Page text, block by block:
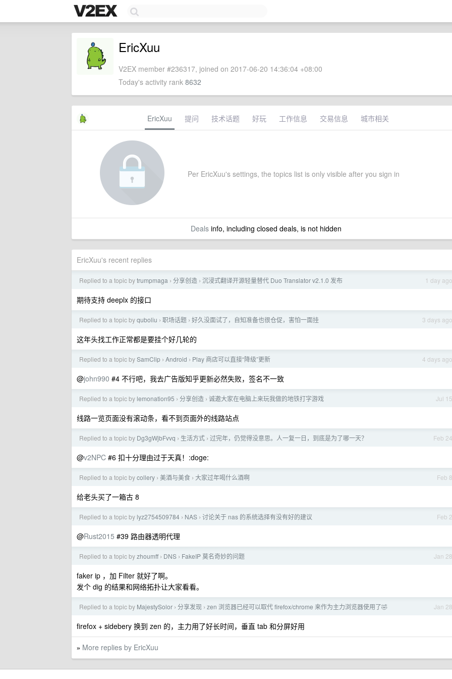
EricXuu
V2EX member #236317, joined on 2017-06-20 14:36:04 +08:00
Today's activity rank 8632
EricXuu 提问 技术话题 好玩 工作信息 交易信息 城市相关
Per EricXuu's settings, the topics list is only visible after you sign in
Dealsinfo, including closed deals, is not hidden
EricXuu's recent replies
1 day ago
Replied to a topic bytrumpmaga › 分享创造 › 沉浸式翻译开源轻量替代 Duo Translator v2.1.0 发布
期待支持 deeplx 的接口
3 days ago
Replied to a topic byquboliu › 职场话题 › 好久没面试了，自知准备也很仓促，害怕一面挂
这年头找工作正常都是要挂个好几轮的
4 days ago
Replied to a topic bySamClip › Android › Play 商店可以直接“降级”更新
@john990 #4 不行吧，我去广告版知乎更新必然失败，签名不一致
Jul 15
Replied to a topic by lemonation95 › 分享创造 › 诚邀大家在电脑上来玩我做的地铁打字游戏
线路一览页面没有滚动条，看不到页面外的线路站点
Feb 24
Replied to a topic by Dg3gWjbFvvq › 生活方式 › 过完年，仍觉得没意思。人一复一日，到底是为了哪一天？
@v2NPC #6 扣十分理由过于天真！:doge:
Feb 8
Replied to a topic bycollery › 美酒与美食 › 大家过年喝什么酒啊
给老头买了一箱古 8
Feb 2
Replied to a topic by lyz2754509784 › NAS › 讨论关于 nas 的系统选择有没有好的建议
@Rust2015 #39 路由器透明代理
Jan 28
Replied to a topic byzhoumff › DNS › FakeIP 莫名奇妙的问题
faker ip ，加 Filter 就好了啊。
发个 dig 的结果和网络拓扑让大家看看。
Jan 28
Replied to a topic by MajestySolor › 分享发现 › zen 浏览器已经可以取代 firefox/chrome 来作为主力浏览器使用了🤣
firefox + sidebery 换到 zen 的，主力用了好长时间，垂直 tab 和分屏好用
» More replies by EricXuu